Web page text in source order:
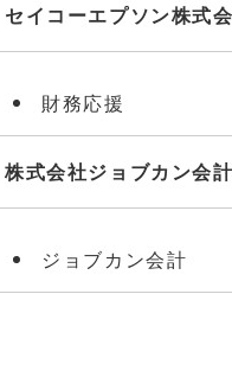
セイコーエプソン株式
財務応援
株式会社ジョブカン会
ジョブカン会計